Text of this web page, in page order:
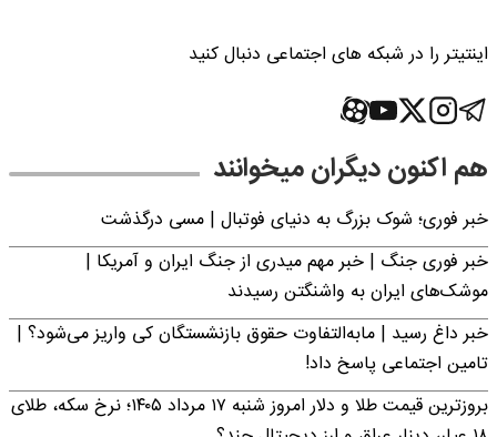
اینتیتر را در شبکه های اجتماعی دنبال کنید
هم اکنون دیگران میخوانند
خبر فوری؛‌ شوک بزرگ به دنیای فوتبال | مسی درگذشت
خبر فوری جنگ | خبر مهم میدری از جنگ ایران و آمریکا |
موشک‌های ایران به واشنگتن رسیدند
خبر داغ رسید | مابه‌التفاوت حقوق بازنشستگان کی واریز می‌شود؟ |
تامین اجتماعی پاسخ داد!
بروزترین قیمت طلا و دلار امروز شنبه ۱۷ مرداد ۱۴۰۵؛ نرخ سکه، طلای